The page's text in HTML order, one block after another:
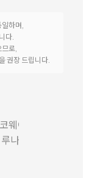
하며,
다.
므로,
권장 드립니다.